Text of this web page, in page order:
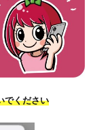
でください